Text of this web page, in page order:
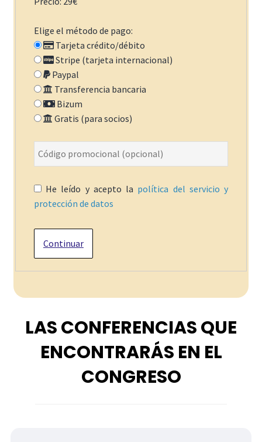
Elige el método de pago:
Tarjeta crédito/débito
Stripe (tarjeta internacional)
Paypal
Transferencia bancaria
Bizum
Gratis (para socios)
He leído y acepto la política del servicio y
protección de datos
LAS CONFERENCIAS QUE
ENCONTRARÁS EN EL
CONGRESO